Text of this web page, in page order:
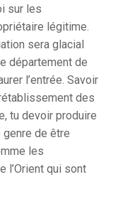
sur les
légitime.
sera glacial
département de
l’entrée. Savoir
des
tu devoir produire
genre de être
les
l’Orient qui sont